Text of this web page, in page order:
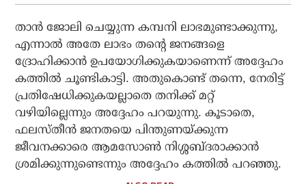
താന്‍ ജോലി ചെയ്യുന്ന കമ്പനി ലാഭമുണ്ടാക്കുന്നു,
എന്നാല്‍ അതേ ലാഭം തന്റെ ജനങ്ങളെ
ദ്രോഹിക്കാന്‍ ഉപയോഗിക്കുകയാണെന്ന് അദ്ദേഹം
കത്തില്‍ ചൂണ്ടികാട്ടി. അതുകൊണ്ട് തന്നെ, നേരിട്ട്
പ്രതിഷേധിക്കുകയല്ലാതെ തനിക്ക് മറ്റ്
വഴിയില്ലെന്നും അദ്ദേഹം പറയുന്നു. കൂടാതെ,
ഫലസ്തീന്‍ ജനതയെ പിന്തുണയ്ക്കുന്ന
ജീവനക്കാരെ ആമസോണ്‍ നിശ്ശബ്ദരാക്കാന്‍
ശ്രമിക്കുന്നുണ്ടെന്നും അദ്ദേഹം കത്തില്‍ പറഞ്ഞു.